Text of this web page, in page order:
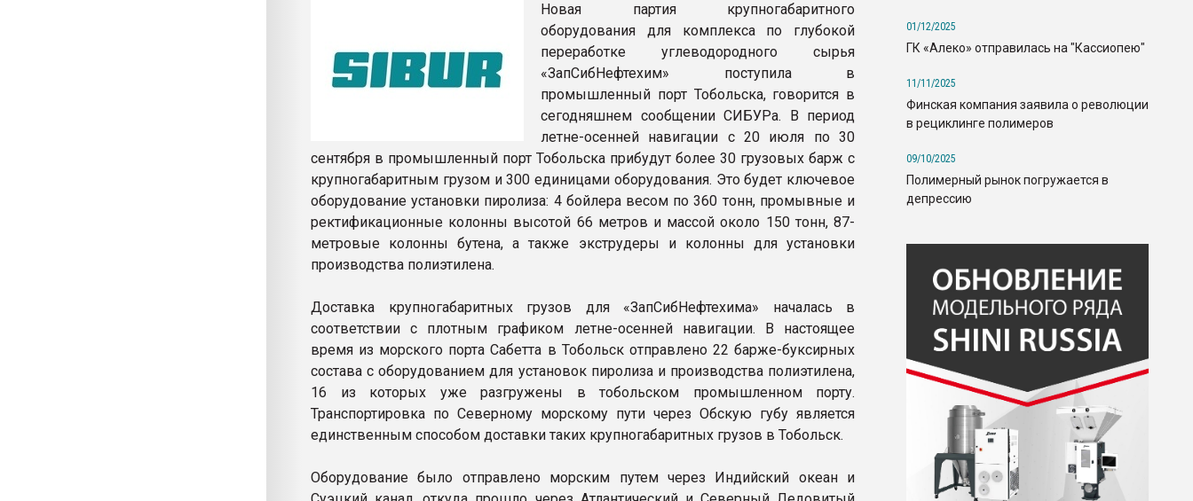
Новая партия крупногабаритного
оборудования для комплекса по глубокой
переработке углеводородного сырья
«ЗапСибНефтехим» поступила в
промышленный порт Тобольска, говорится в
сегодняшнем сообщении СИБУРа. В период
летне-осенней навигации с 20 июля по 30
сентября в промышленный порт Тобольска прибудут более 30 грузовых барж с
крупногабаритным грузом и 300 единицами оборудования. Это будет ключевое
оборудование установки пиролиза: 4 бойлера весом по 360 тонн, промывные и
ректификационные колонны высотой 66 метров и массой около 150 тонн, 87-
метровые колонны бутена, а также экструдеры и колонны для установки
производства полиэтилена.
Доставка крупногабаритных грузов для «ЗапСибНефтехима» началась в
соответствии с плотным графиком летне-осенней навигации. В настоящее
время из морского порта Сабетта в Тобольск отправлено 22 барже-буксирных
состава с оборудованием для установок пиролиза и производства полиэтилена,
16 из которых уже разгружены в тобольском промышленном порту.
Транспортировка по Северному морскому пути через Обскую губу является
единственным способом доставки таких крупногабаритных грузов в Тобольск.
Оборудование было отправлено морским путем через Индийский океан и
01/12/2025
ГК «Алеко» отправилась на "Кассиопею"
11/11/2025
Финская компания заявила о революции
в рециклинге полимеров
09/10/2025
Полимерный рынок погружается в
депрессию